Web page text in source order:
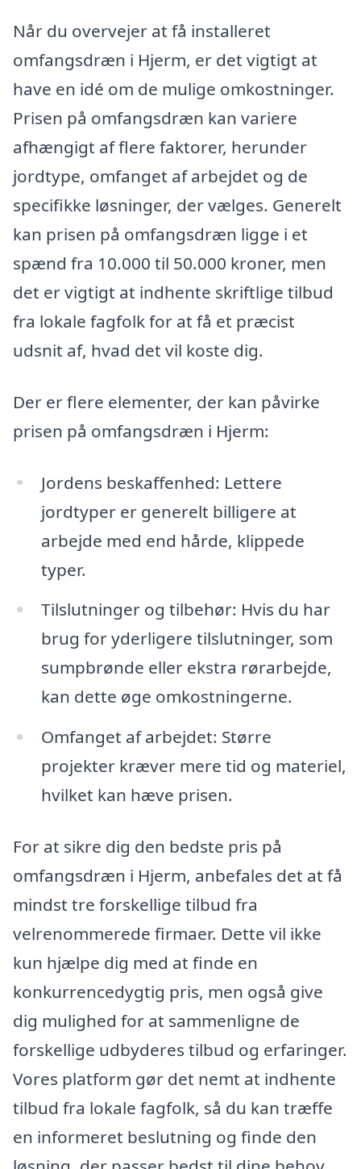
Når du overvejer at få installeret
omfangsdræn i Hjerm, er det vigtigt at
have en idé om de mulige omkostninger.
Prisen på omfangsdræn kan variere
afhængigt af flere faktorer, herunder
jordtype, omfanget af arbejdet og de
specifikke løsninger, der vælges. Generelt
kan prisen på omfangsdræn ligge i et
spænd fra 10.000 til 50.000 kroner, men
det er vigtigt at indhente skriftlige tilbud
fra lokale fagfolk for at få et præcist
udsnit af, hvad det vil koste dig.
Der er flere elementer, der kan påvirke
prisen på omfangsdræn i Hjerm:
Jordens beskaffenhed: Lettere
jordtyper er generelt billigere at
arbejde med end hårde, klippede
typer.
Tilslutninger og tilbehør: Hvis du har
brug for yderligere tilslutninger, som
sumpbrønde eller ekstra rørarbejde,
kan dette øge omkostningerne.
Omfanget af arbejdet: Større
projekter kræver mere tid og materiel,
hvilket kan hæve prisen.
For at sikre dig den bedste pris på
omfangsdræn i Hjerm, anbefales det at få
mindst tre forskellige tilbud fra
velrenommerede firmaer. Dette vil ikke
kun hjælpe dig med at finde en
konkurrencedygtig pris, men også give
dig mulighed for at sammenligne de
forskellige udbyderes tilbud og erfaringer.
Vores platform gør det nemt at indhente
tilbud fra lokale fagfolk, så du kan træffe
en informeret beslutning og finde den